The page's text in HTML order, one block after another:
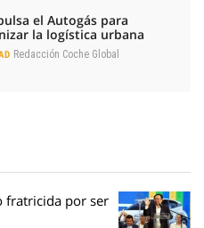
el Autogás para
la logística urbana
Redacción Coche Global
fratricida por ser